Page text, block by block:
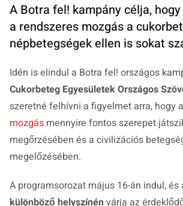
A Botra fel! kampány célja,
a rendszeres mozgás a
népbetegségek ellen is sokat
Idén is elindul a Botra fel! országos
Cukorbeteg Egyesületek Országos
szeretné felhívni a figyelmet arra, hogy a
mozgás mennyire fontos szerepet
megőrzésében és a civilizációs
megelőzésében.
A programsorozat május 16-án indul, és
különböző helyszínén várja az